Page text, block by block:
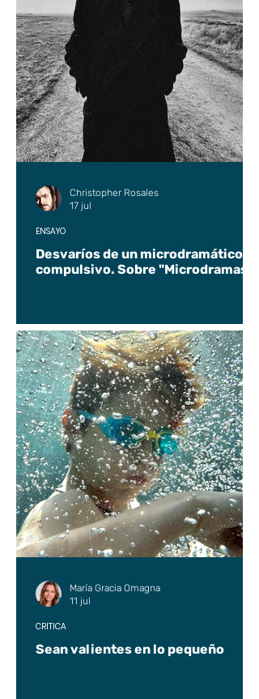
Desvaríos de un microdramático
compulsivo. Sobre "Microdramas".
ENSAYO
Christopher Rosales
17 jul
Sean valientes en lo pequeño
CRÍTICA
María Gracia Omagna
11 jul